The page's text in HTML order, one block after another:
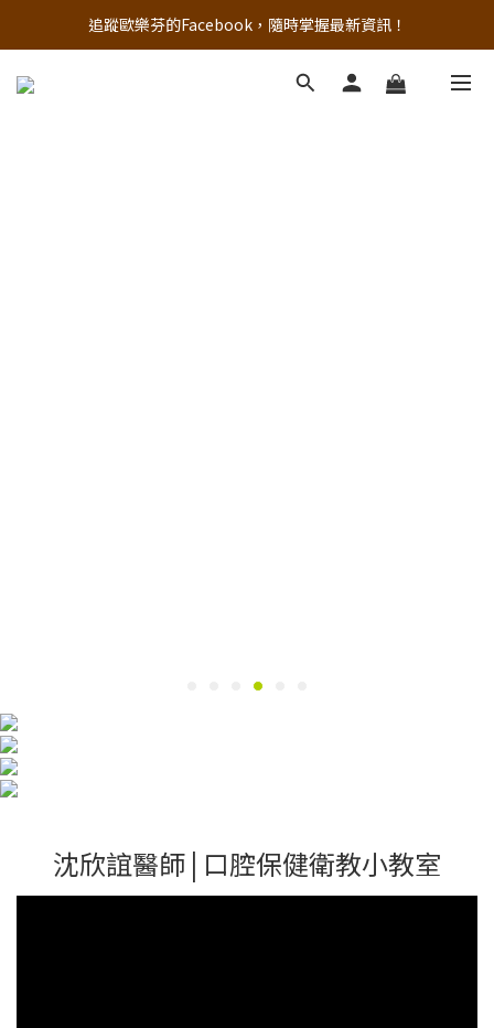
追蹤歐樂芬的Facebook，隨時掌握最新資訊！
追蹤歐樂芬的Facebook，隨時掌握最新資訊！
註冊新會員，現領50元購物金
沈欣誼醫師 | 口腔保健衛教小教室